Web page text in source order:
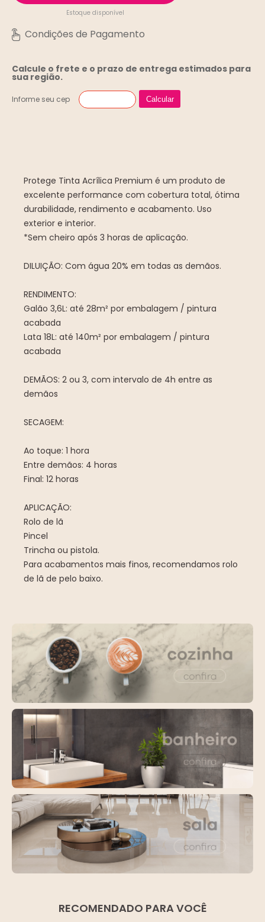
Estoque disponível
Calcule o frete e o prazo de entrega estimados para
sua região.
Informe seu cep Calcular
Protege Tinta Acrílica Premium é um produto de
excelente performance com cobertura total, ótima
durabilidade, rendimento e acabamento. Uso
exterior e interior.
*Sem cheiro após 3 horas de aplicação.
DILUIÇÃO: Com água 20% em todas as demãos.
RENDIMENTO:
Galão 3,6L: até 28m² por embalagem / pintura
acabada
Lata 18L: até 140m² por embalagem / pintura
acabada
DEMÃOS: 2 ou 3, com intervalo de 4h entre as
demãos
SECAGEM:
Ao toque: 1 hora
Entre demãos: 4 horas
Final: 12 horas
APLICAÇÃO:
Rolo de lã
Pincel
Trincha ou pistola.
Para acabamentos mais finos, recomendamos rolo
de lã de pelo baixo.
RECOMENDADO PARA VOCÊ